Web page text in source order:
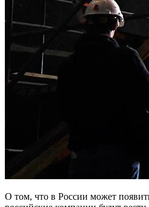
О том, что в России может